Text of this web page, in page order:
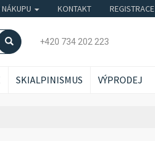
KONTAKT REGISTRACE
+420 734 202 223
SKIALPINISMUS VÝPRODEJ